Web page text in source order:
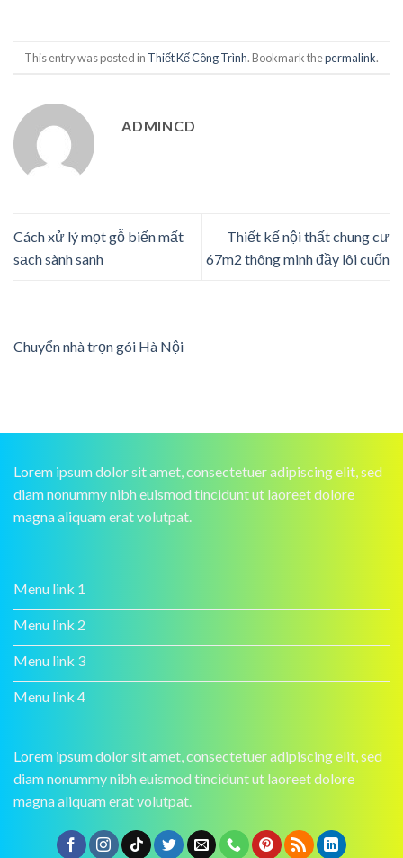
This entry was posted in Thiết Kế Công Trình. Bookmark thepermalink.
ADMINCD
Cách xử lý mọt gỗ biến mất
sạch sành sanh
Thiết kế nội thất chung cư
67m2 thông minh đầy lôi cuốn
Chuyển nhà trọn gói Hà Nội
Lorem ipsum dolor sit amet, consectetuer adipiscing elit, sed
diam nonummy nibh euismod tincidunt ut laoreet dolore
magna aliquam erat volutpat.
Menu link 1
Menu link 2
Menu link 3
Menu link 4
Lorem ipsum dolor sit amet, consectetuer adipiscing elit, sed
diam nonummy nibh euismod tincidunt ut laoreet dolore
magna aliquam erat volutpat.